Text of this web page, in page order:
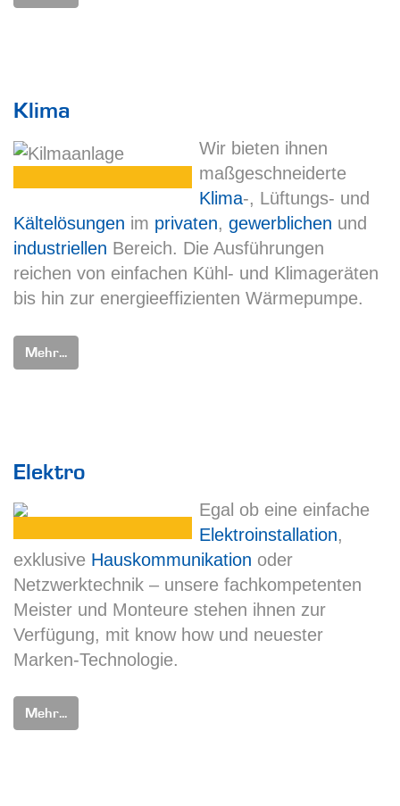
Klima
Wir bieten ihnen
maßgeschneiderte
Klima-, Lüftungs- und
Kältelösungen im privaten, gewerblichen und
industriellen Bereich. Die Ausführungen
reichen von einfachen Kühl- und Klimageräten
bis hin zur energieeffizienten Wärmepumpe.
Mehr...
Elektro
Egal ob eine einfache
Elektroinstallation,
exklusive Hauskommunikation oder
Netzwerktechnik – unsere fachkompetenten
Meister und Monteure stehen ihnen zur
Verfügung, mit know how und neuester
Marken-Technologie.
Mehr...